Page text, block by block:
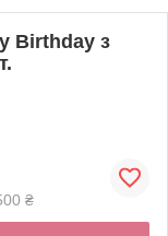
Birthday з
₴